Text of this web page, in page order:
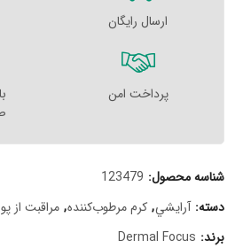
ارسال رایگان
پرداخت امن
شناسه محصول: 123479
دسته: آرايشي, کرم مرطوب‌کننده, مراقبت از
برند: Dermal Focus